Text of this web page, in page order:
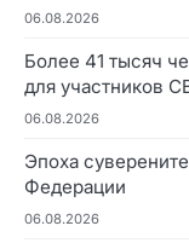
06.08.2026
Более 41 тысяч
для участников
06.08.2026
Эпоха
Федерации
06.08.2026